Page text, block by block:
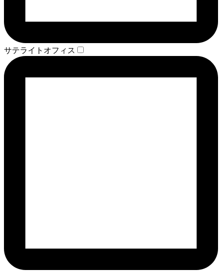
サテライトオフィス